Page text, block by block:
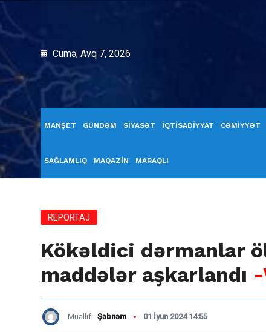
Cümə, Avq 7, 2026
MANŞET GÜNDƏM SİYASƏT İQTİSADİYYAT CƏMİYYƏT
SAĞLAMLIQ MAQAZİN MARAQLI
REPORTAJ
Kökəldici dərmanlar
maddələr aşkarlandı
Müəllif: Şəbnəm 01 İyun 2024 14:55